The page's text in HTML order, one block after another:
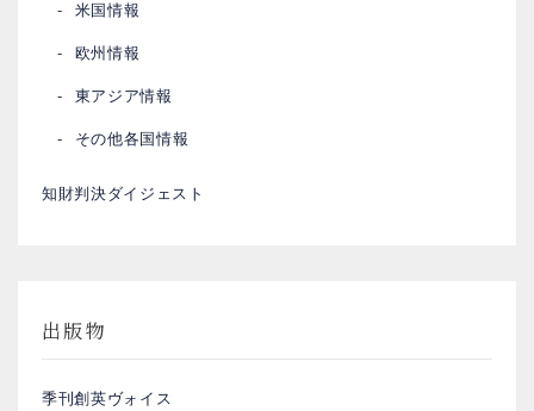
米国情報
欧州情報
東アジア情報
その他各国情報
知財判決ダイジェスト
出版物
季刊創英ヴォイス